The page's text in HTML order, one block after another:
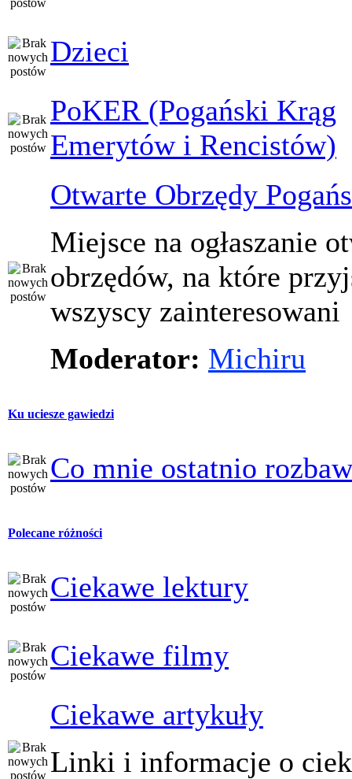
Dzieci
PoKER (Pogański Krąg
Emerytów i Rencistów)
Otwarte Obrzędy
Miejsce na ogłaszanie
obrzędów, na które
wszyscy zainteresowani
Moderator: Michiru
Ku uciesze gawiedzi
Co mnie ostatnio
Polecane różności
Ciekawe lektury
Ciekawe filmy
Ciekawe artykuły
Linki i informacje o